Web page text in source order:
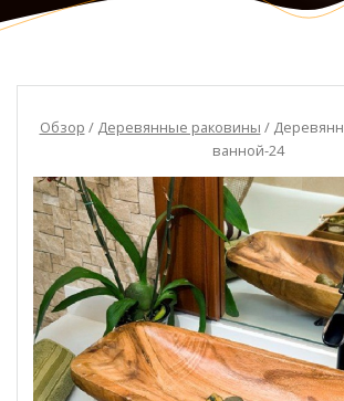
Обзор / Деревянные раковины /
ванной-24